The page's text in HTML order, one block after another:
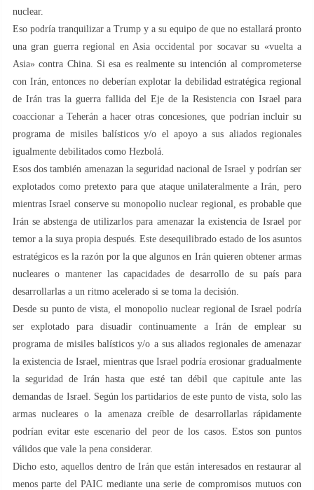
nuclear.
Eso podría tranquilizar a Trump y a su equipo de que no estallará pronto
una gran guerra regional en Asia occidental por socavar su «vuelta a
Asia» contra China. Si esa es realmente su intención al comprometerse
con Irán, entonces no deberían explotar la debilidad estratégica regional
de Irán tras la guerra fallida del Eje de la Resistencia con Israel para
coaccionar a Teherán a hacer otras concesiones, que podrían incluir su
programa de misiles balísticos y/o el apoyo a sus aliados regionales
igualmente debilitados como Hezbolá.
Esos dos también amenazan la seguridad nacional de Israel y podrían ser
explotados como pretexto para que ataque unilateralmente a Irán, pero
mientras Israel conserve su monopolio nuclear regional, es probable que
Irán se abstenga de utilizarlos para amenazar la existencia de Israel por
temor a la suya propia después. Este desequilibrado estado de los asuntos
estratégicos es la razón por la que algunos en Irán quieren obtener armas
nucleares o mantener las capacidades de desarrollo de su país para
desarrollarlas a un ritmo acelerado si se toma la decisión.
Desde su punto de vista, el monopolio nuclear regional de Israel podría
ser explotado para disuadir continuamente a Irán de emplear su
programa de misiles balísticos y/o a sus aliados regionales de amenazar
la existencia de Israel, mientras que Israel podría erosionar gradualmente
la seguridad de Irán hasta que esté tan débil que capitule ante las
demandas de Israel. Según los partidarios de este punto de vista, solo las
armas nucleares o la amenaza creíble de desarrollarlas rápidamente
podrían evitar este escenario del peor de los casos. Estos son puntos
válidos que vale la pena considerar.
Dicho esto, aquellos dentro de Irán que están interesados en restaurar al
menos parte del PAIC mediante una serie de compromisos mutuos con